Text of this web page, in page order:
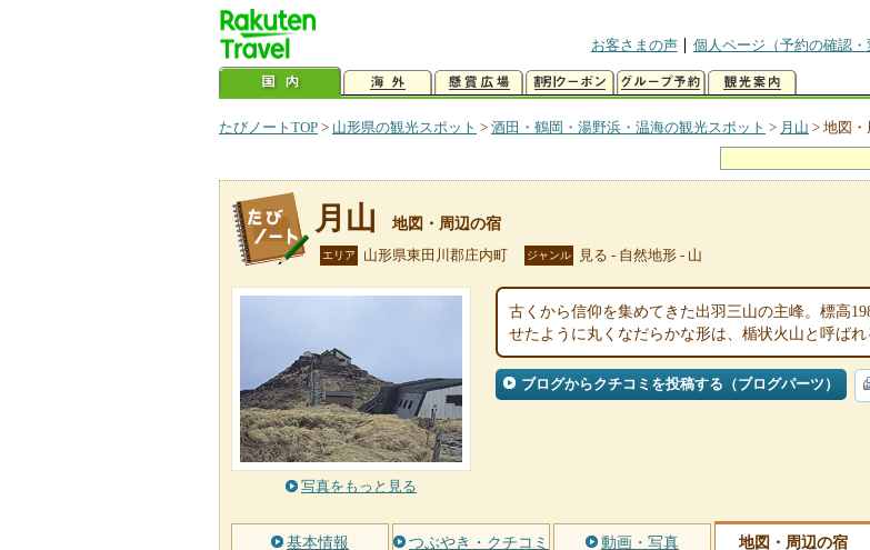
お客さまの声
個人ページ（予約の確認・
たびノートTOP > 山形県の観光スポット > 酒田・鶴岡・湯野浜・温海の観光スポット > 月山 > 地図・
月山 地図・周辺の宿
エリア 山形県東田川郡庄内町 ジャンル 見る - 自然地形 - 山
写真をもっと見る
古くから信仰を集めてきた出羽三山の主峰。標高
せたように丸くなだらかな形は、楯状火山と呼ばれ
ブログからクチコミを投稿する（ブログパーツ）
基本情報 つぶやき・クチコミ 動画・写真 地図・周辺の宿